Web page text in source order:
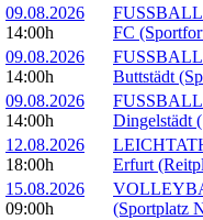
09.08.2026
14:00h
FC
09.08.2026
14:00h
Buttstädt
09.08.2026
14:00h
Dingelstädt
12.08.2026
18:00h
Erfurt
15.08.2026
09:00h
(Sportplatz